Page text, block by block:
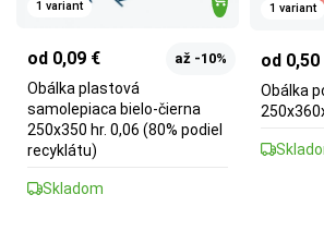
1 variant
od 0,09 € až -10%
Obálka plastová
samolepiaca bielo-čierna
250x350 hr. 0,06 (80% podiel
recyklátu)
Skladom
1 variant
od 0,50
Obálka